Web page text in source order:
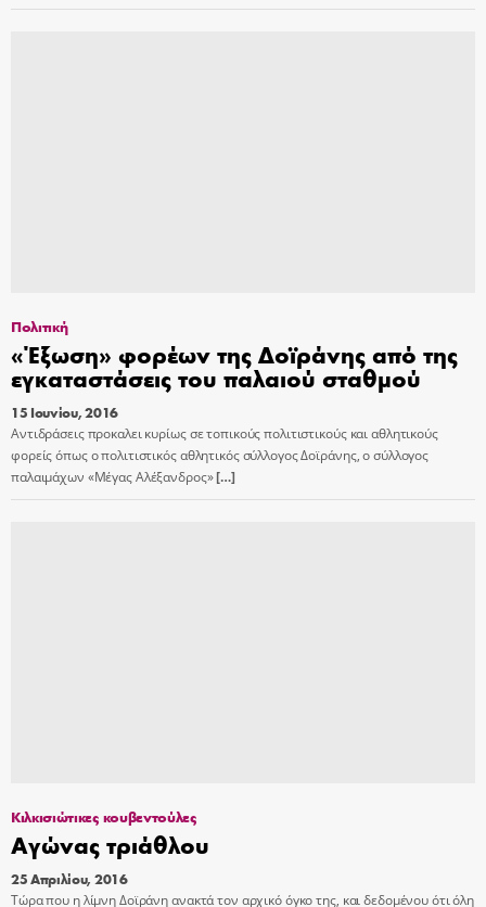
Πολιτική
«Έξωση» φορέων της Δοϊράνης από της
εγκαταστάσεις του παλαιού σταθμού
15 Ιουνίου, 2016
Αντιδράσεις προκαλει κυρίως σε τοπικούς πολιτιστικούς και αθλητικούς
φορείς όπως ο πολιτιστικός αθλητικός σύλλογος Δοϊράνης, ο σύλλογος
παλαιμάχων «Μέγας Αλέξανδρος»[…]
Κιλκισιώτικες κουβεντούλες
Αγώνας τριάθλου
25 Απριλίου, 2016
Τώρα που η λίμνη Δοϊράνη ανακτά τον αρχικό όγκο της, και δεδομένου ότι όλη